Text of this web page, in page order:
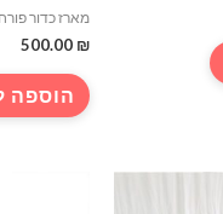
מארז כדור פורח
500.00 ₪
הוספה